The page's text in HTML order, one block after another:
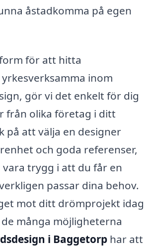
åstadkomma på egen
för att hitta
inom
gör vi det enkelt för dig
från olika företag i ditt
på att välja en designer
och goda referenser,
vara trygg i att du får en
passar dina behov.
mot ditt drömprojekt idag
många möjligheterna
i Baggetorp har att